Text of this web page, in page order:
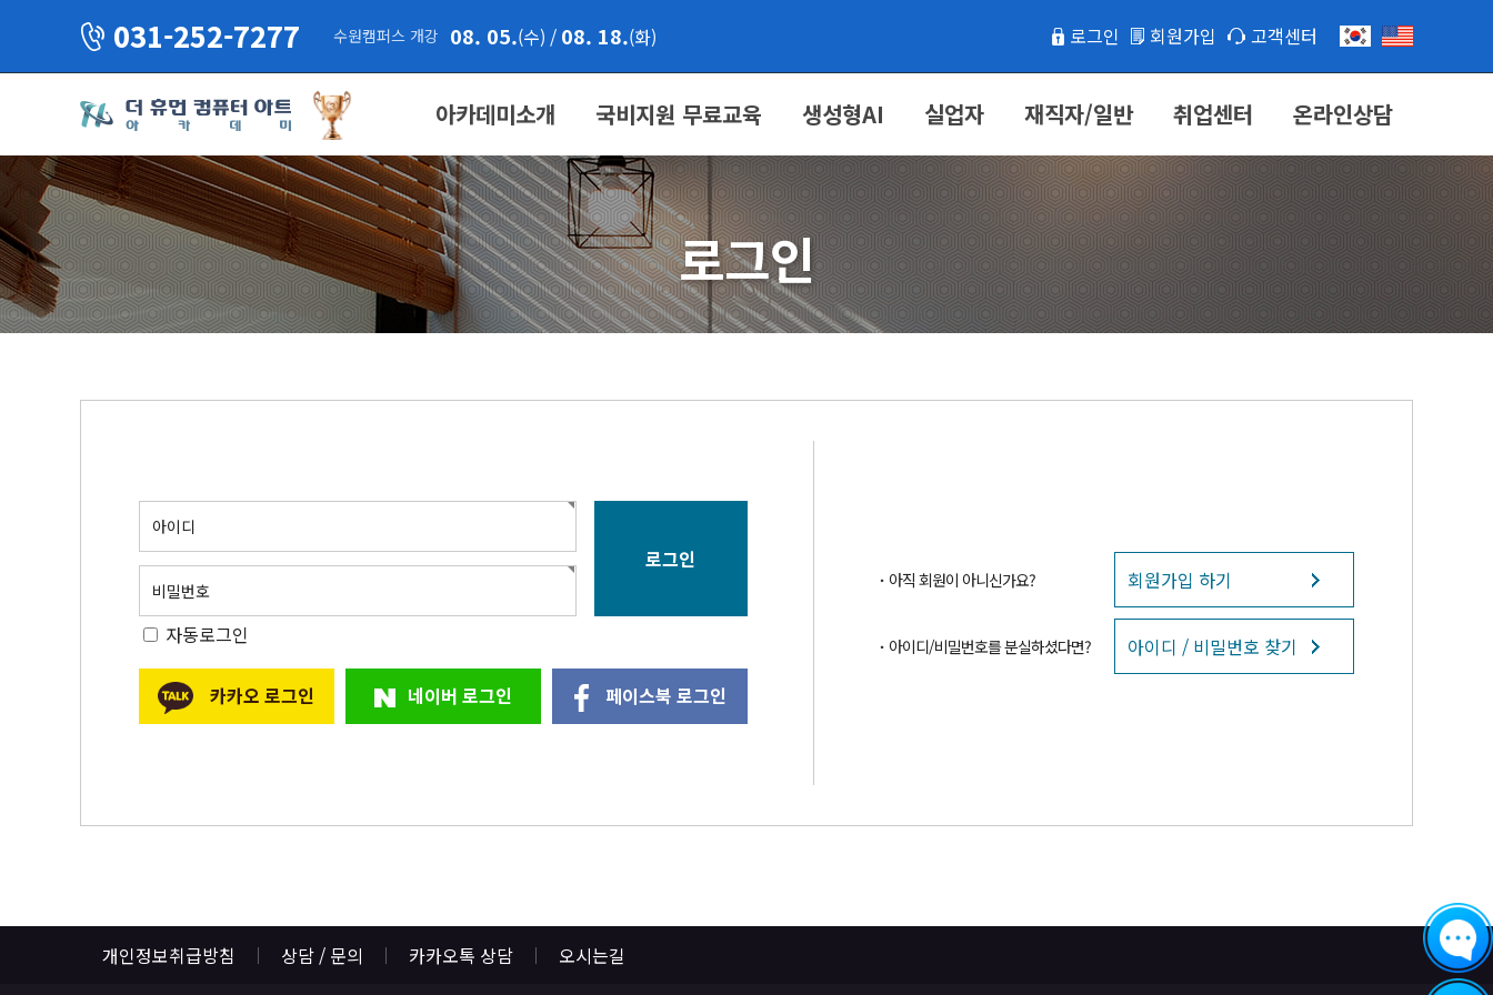
031-252-7277 수원캠퍼스 개강 08. 05.(수) / 08. 18.(화) 로그인 회원가입 고객센터
아카데미소개 국비지원 무료교육 생성형AI 실업자 재직자/일반 취업센터 온라인상담
로그인
아이디
비밀번호
자동로그인
네이버 로그인
카카오 로그인 페이스북 로그인
아직 회원이 아니신가요? 회원가입 하기
아이디/비밀번호를 분실하셨다면? 아이디 / 비밀번호 찾기
개인정보취급방침 상담 / 문의 카카오톡 상담 오시는길